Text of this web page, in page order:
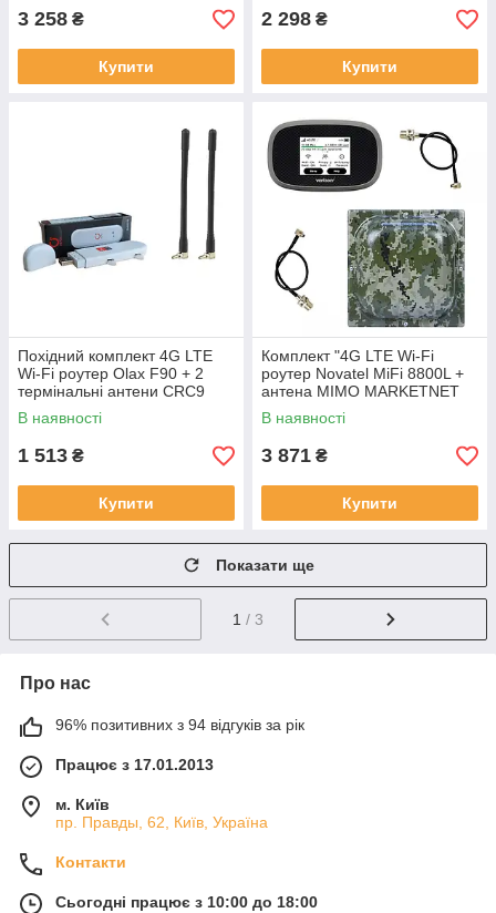
3 258 ₴
Купити
2 298 ₴
Купити
Похідний комплект 4G LTE
Wi-Fi роутер Olax F90 + 2
термінальні антени CRC9
потужністю 5 dBi
В наявності
1 513 ₴
Купити
Комплект "4G LTE Wi-Fi
роутер Novatel MiFi 8800L +
антена MIMO MARKETNET
T800 Мілітарі"
В наявності
3 871 ₴
Купити
Показати ще
1 / 3
Про нас
96% позитивних з 94 відгуків за рік
Працює з 17.01.2013
м. Київ
пр. Правды, 62, Київ, Україна
Контакти
Сьогодні працює з 10:00 до 18:00